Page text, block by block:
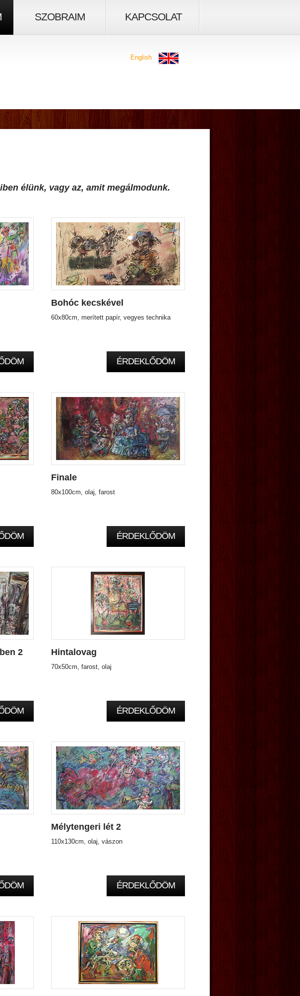
SZOBRAIM KAPCSOLAT
English
élünk, vagy az, amit megálmodunk.
Bohóc kecskével
60x80cm, merített papír, vegyes technika
ÉRDEKLŐDÖM
Finale
80x100cm, olaj, farost
ÉRDEKLŐDÖM
2 Hintalovag
70x50cm, farost, olaj
ÉRDEKLŐDÖM
Mélytengeri lét 2
110x130cm, olaj, vászon
ÉRDEKLŐDÖM